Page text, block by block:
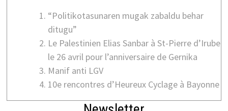
“Politikotasunaren mugak zabaldu behar
ditugu”
Le Palestinien Elias Sanbar à St-Pierre d’Irube
le 26 avril pour l’anniversaire de Gernika
Manif anti LGV
10e rencontres d’Heureux Cyclage à Bayonne